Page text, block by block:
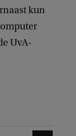
kun
UvA-